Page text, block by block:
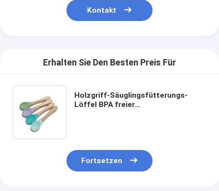
Kontakt
Erhalten Sie Den Besten Preis Für
Holzgriff-Säuglingsfütterungs-
Löffel BPA freier
Fortsetzen